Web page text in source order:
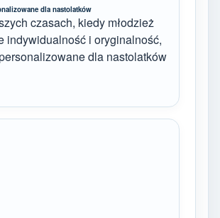
dla nastolatków
czasach, kiedy młodzież
indywidualność i oryginalność,
dla nastolatków